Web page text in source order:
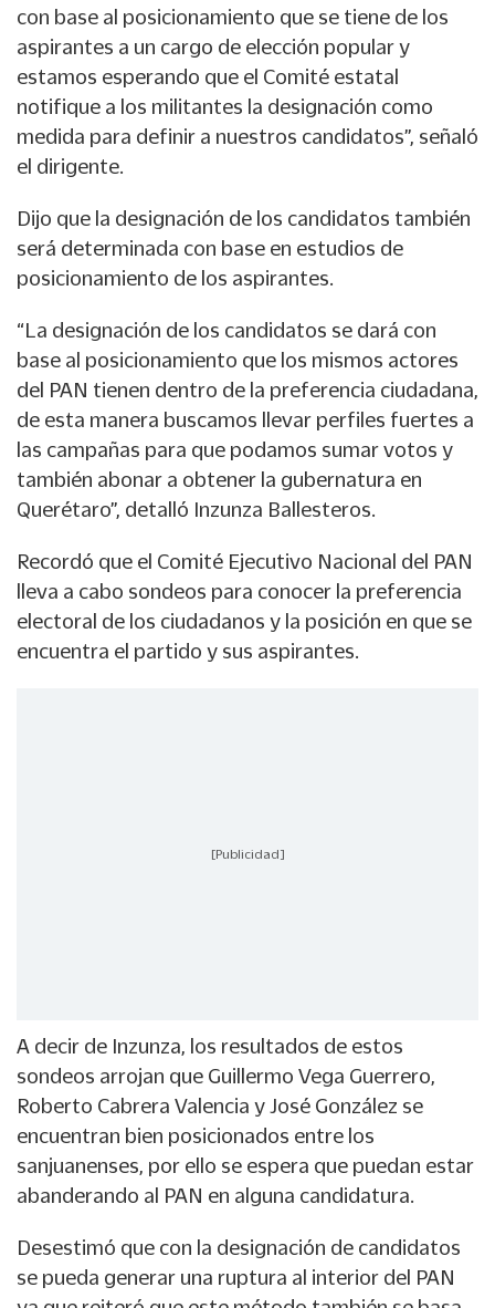
con base al posicionamiento que se tiene de los
aspirantes a un cargo de elección popular y
estamos esperando que el Comité estatal
notifique a los militantes la designación como
medida para definir a nuestros candidatos”, señaló
el dirigente.
Dijo que la designación de los candidatos también
será determinada con base en estudios de
posicionamiento de los aspirantes.
“La designación de los candidatos se dará con
base al posicionamiento que los mismos actores
del PAN tienen dentro de la preferencia ciudadana,
de esta manera buscamos llevar perfiles fuertes a
las campañas para que podamos sumar votos y
también abonar a obtener la gubernatura en
Querétaro”, detalló Inzunza Ballesteros.
Recordó que el Comité Ejecutivo Nacional del PAN
lleva a cabo sondeos para conocer la preferencia
electoral de los ciudadanos y la posición en que se
encuentra el partido y sus aspirantes.
[Publicidad]
A decir de Inzunza, los resultados de estos
sondeos arrojan que Guillermo Vega Guerrero,
Roberto Cabrera Valencia y José González se
encuentran bien posicionados entre los
sanjuanenses, por ello se espera que puedan estar
abanderando al PAN en alguna candidatura.
Desestimó que con la designación de candidatos
se pueda generar una ruptura al interior del PAN